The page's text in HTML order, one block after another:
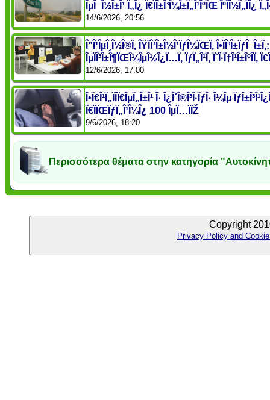
ÎµÎ¯Î½Î±Î¹ Ï„Î¿ Ï€ÏÎ±Î³Î¼Î±Ï„Î¹ÎºÏŒ ÎºÎ­Î½Ï„ÏÎ¿
14/6/2026, 20:56
Î”Î¹ÎµÎ¸Î½Î®Ï‚ ÎŸÏÎ³Î±Î½Î¹ÏƒÎ¼ÏŒÏ‚
ÎµÏÎ³Î±Î¶ÏŒÎ¼ÎµÎ½Î¿Ï…Ï‚ ÏƒÏ„Î¹Ï‚ ÏˆÎ·Ï†Î¹Î±ÎºÎ­Ï‚
12/6/2026, 17:00
Î•Ï€Î¹Ï„ÏÎ­Ï€ÎµÏ„Î±Î¹ Î· Î¿Î´Î®Î³Î·ÏƒÎ· Î¼Îµ
Ï€ÏÏŒÏƒÏ„Î¹Î¼Î¿ 100 ÎµÏ…ÏÏŽ
9/6/2026, 18:20
Περισσότερα θέματα στην κατηγορία
Copyright
Privacy Policy and